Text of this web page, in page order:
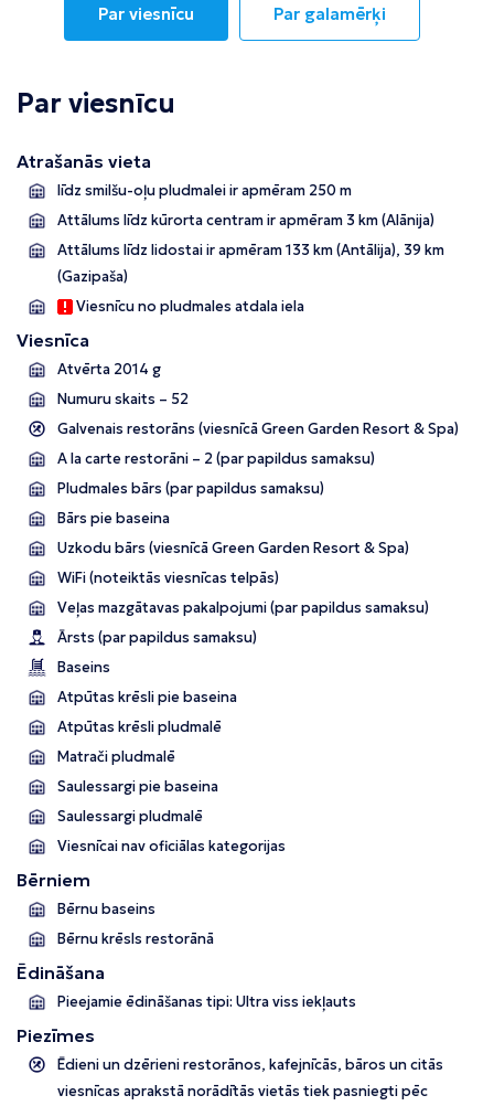
Par viesnīcu Par galamērķi
Par viesnīcu
Atrašanās vieta
līdz smilšu-oļu pludmalei ir apmēram 250 m
Attālums līdz kūrorta centram ir apmēram 3 km (Alānija)
Attālums līdz lidostai ir apmēram 133 km (Antālija), 39 km
(Gazipaša)
Viesnīcu no pludmales atdala iela
Viesnīca
Atvērta 2014 g
Numuru skaits – 52
Galvenais restorāns (viesnīcā Green Garden Resort & Spa)
A la carte restorāni – 2 (par papildus samaksu)
Pludmales bārs (par papildus samaksu)
Bārs pie baseina
Uzkodu bārs (viesnīcā Green Garden Resort & Spa)
WiFi (noteiktās viesnīcas telpās)
Veļas mazgātavas pakalpojumi (par papildus samaksu)
Ārsts (par papildus samaksu)
Baseins
Atpūtas krēsli pie baseina
Atpūtas krēsli pludmalē
Matrači pludmalē
Saulessargi pie baseina
Saulessargi pludmalē
Viesnīcai nav oficiālas kategorijas
Bērniem
Bērnu baseins
Bērnu krēsls restorānā
Ēdināšana
Pieejamie ēdināšanas tipi: Ultra viss iekļauts
Piezīmes
Ēdieni un dzērieni restorānos, kafejnīcās, bāros un citās
viesnīcas aprakstā norādītās vietās tiek pasniegti pēc